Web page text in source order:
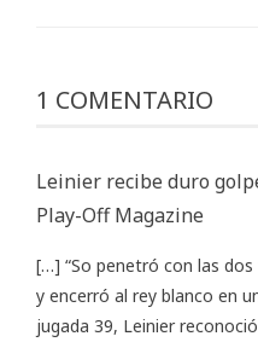
1 COMENTARIO
Leinier recibe duro
Play-Off Magazine
[…] “So penetró con las
y encerró al rey blanco en
jugada 39, Leinier